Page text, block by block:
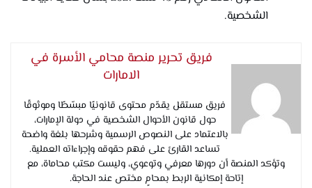
الشخصية.
فريق تحرير منصة محامي الأسرة في
الامارات
فريق مستقل يقدّم محتوى قانونيًا مبسّطًا وموثوقًا
حول قانون الأحوال الشخصية في دولة الإمارات،
بالاعتماد على النصوص الرسمية وشرحها بلغة واضحة
تساعد القارئ على فهم حقوقه وإجراءاته العملية.
وتؤكد المنصة أن دورها معرفي وتوعوي، وليست مكتب محاماة، مع
إتاحة إمكانية الربط بمحامٍ مختص عند الحاجة.